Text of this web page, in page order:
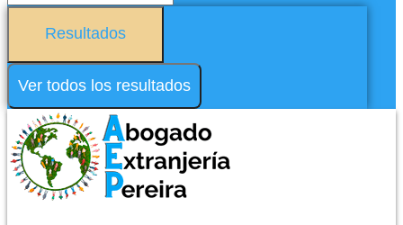
Resultados
Ver todos los resultados